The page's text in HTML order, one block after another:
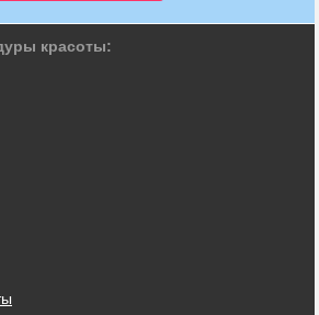
красоты: